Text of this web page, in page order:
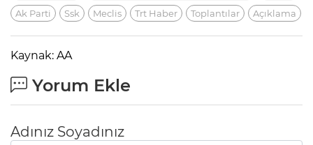
Ak Parti
Ssk Meclis Trt Haber Toplantılar Açıklama
Kaynak: AA
Yorum Ekle
Adınız Soyadınız